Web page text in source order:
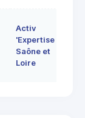
Activ
'Expertise
Saône et
Loire